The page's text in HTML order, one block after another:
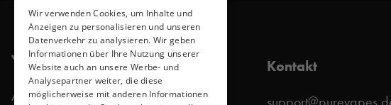
Allersbergerstraße 185 / C1
Kontakt
Wir verwenden Cookies, um Inhalte und
Anzeigen zu personalisieren und unseren
Datenverkehr zu analysieren. Wir geben
Informationen über Ihre Nutzung unserer
Website auch an unsere Werbe- und
Analysepartner weiter, die diese
möglicherweise mit anderen Informationen